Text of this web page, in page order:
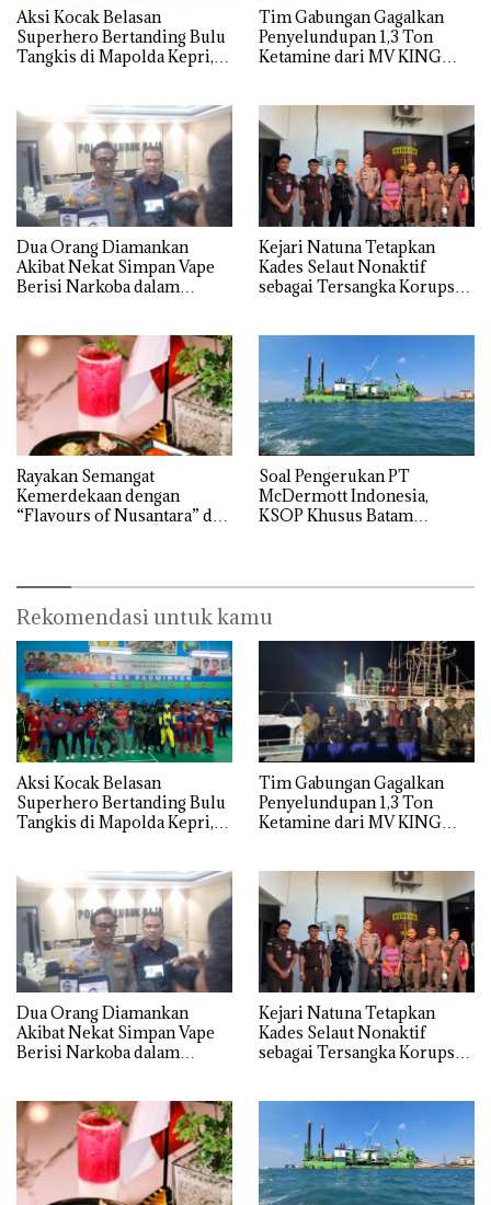
Aksi Kocak Belasan
Superhero Bertanding Bulu
Tangkis di Mapolda Kepri,
Tim Gabungan Gagalkan
Penyelundupan 1,3 Ton
Ketamine dari MV KING
Dua Orang Diamankan
Akibat Nekat Simpan Vape
Berisi Narkoba dalam
Kejari Natuna Tetapkan
Kades Selaut Nonaktif
sebagai Tersangka Korupsi
Rayakan Semangat
Kemerdekaan dengan
“Flavours of Nusantara” di
‎Soal Pengerukan PT
McDermott Indonesia,
KSOP Khusus Batam
Rekomendasi untuk kamu
Aksi Kocak Belasan
Superhero Bertanding Bulu
Tangkis di Mapolda Kepri,
Tim Gabungan Gagalkan
Penyelundupan 1,3 Ton
Ketamine dari MV KING
Dua Orang Diamankan
Akibat Nekat Simpan Vape
Berisi Narkoba dalam
Kejari Natuna Tetapkan
Kades Selaut Nonaktif
sebagai Tersangka Korupsi